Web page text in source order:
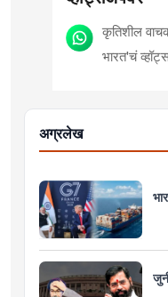
कृतिशील
भारत'चं
अग्रलेख